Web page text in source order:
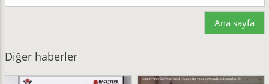
Ana sayfa
Diğer haberler